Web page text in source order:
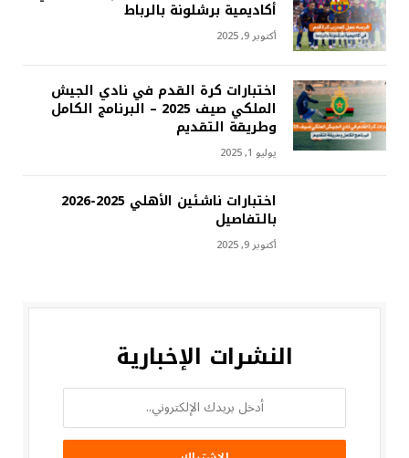
أكاديمية برشلونة بالرباط
أكتوبر 9, 2025
اختبارات كرة القدم في نادي الجيش
الملكي صيف 2025 – البرنامج الكامل
وطريقة التقديم
يوليو 1, 2025
اختبارات ناشئين الأهلي 2025-2026
بالتفاصيل
أكتوبر 9, 2025
النشرات الإخبارية